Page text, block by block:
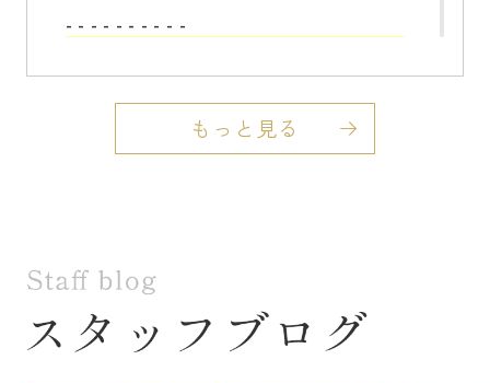
- - - - - - - - - -
にお任せください。
の物件にも対応いたします。
不動産の購入・売却・賃貸・賃貸管理・リフォ
１０年以上のキャリアがある地域の物件情報に詳
しいスタッフが対応しますので、ご安心くださ
い。
京都で不動産をお探しの方、住み替えや買い替え
をご検討中の方は、ぜひ一度ご相談ください。
もっと見る